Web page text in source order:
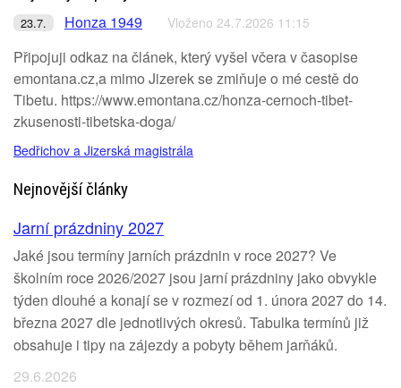
23.7. Honza 1949 Vloženo 24.7.2026 11:15
Připojuji odkaz na článek, který vyšel včera v časopise
emontana.cz,a mimo Jizerek se zmiňuje o mé cestě do
Tibetu. https://www.emontana.cz/honza-cernoch-tibet-
zkusenosti-tibetska-doga/
Bedřichov a Jizerská magistrála
Nejnovější články
Jarní prázdniny 2027
Jaké jsou termíny jarních prázdnin v roce 2027? Ve
školním roce 2026/2027 jsou jarní prázdniny jako obvykle
týden dlouhé a konají se v rozmezí od 1. února 2027 do 14.
března 2027 dle jednotlivých okresů. Tabulka termínů již
obsahuje i tipy na zájezdy a pobyty během jarňáků.
29.6.2026